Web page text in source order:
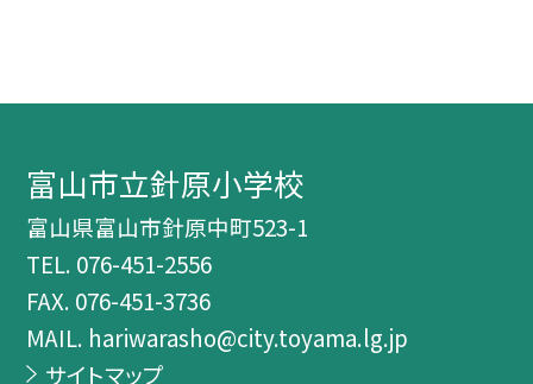
富山市立針原小学校
富山県富山市針原中町523-1
TEL. 076-451-2556
FAX. 076-451-3736
MAIL. hariwarasho@city.toyama.lg.jp
サイトマップ